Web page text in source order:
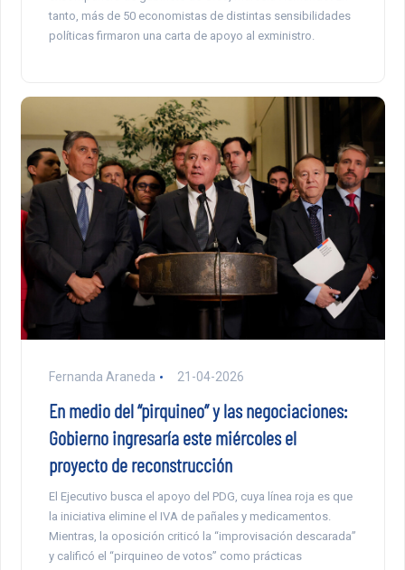
tanto, más de 50 economistas de distintas sensibilidades
políticas firmaron una carta de apoyo al exministro.
Fernanda Araneda 21-04-2026
En medio del “pirquineo” y las negociaciones:
Gobierno ingresaría este miércoles el
proyecto de reconstrucción
El Ejecutivo busca el apoyo del PDG, cuya línea roja es que
la iniciativa elimine el IVA de pañales y medicamentos.
Mientras, la oposición criticó la “improvisación descarada”
y calificó el “pirquineo de votos” como prácticas